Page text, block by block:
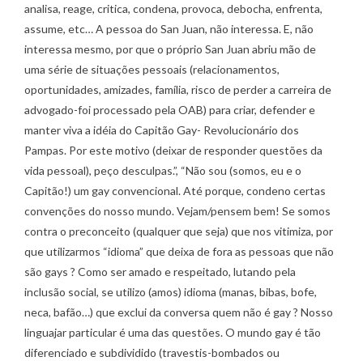
analisa, reage, critica, condena, provoca, debocha, enfrenta,
assume, etc… A pessoa do San Juan, não interessa. E, não
interessa mesmo, por que o próprio San Juan abriu mão de
uma série de situações pessoais (relacionamentos,
oportunidades, amizades, família, risco de perder a carreira de
advogado-foi processado pela OAB) para criar, defender e
manter viva a idéia do Capitão Gay- Revolucionário dos
Pampas. Por este motivo (deixar de responder questões da
vida pessoal), peço desculpas.”, “Não sou (somos, eu e o
Capitão!) um gay convencional. Até porque, condeno certas
convenções do nosso mundo. Vejam/pensem bem! Se somos
contra o preconceito (qualquer que seja) que nos vitimiza, por
que utilizarmos “idioma” que deixa de fora as pessoas que não
são gays ? Como ser amado e respeitado, lutando pela
inclusão social, se utilizo (amos) idioma (manas, bibas, bofe,
neca, bafão…) que exclui da conversa quem não é gay ? Nosso
linguajar particular é uma das questões. O mundo gay é tão
diferenciado e subdividido (travestis-bombados ou